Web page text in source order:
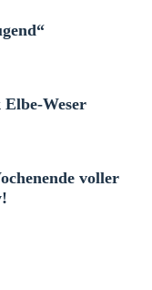
Weser
voller